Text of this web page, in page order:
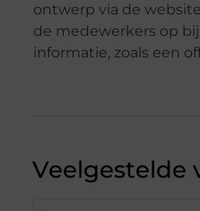
ontwerp via de
de medewerkers op
informatie, zoals een
Veelgestelde